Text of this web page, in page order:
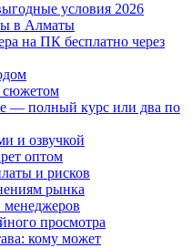
условия 2026
в Алматы
на ПК бесплатно через
сюжетом
— полный курс или два по
и озвучкой
оптом
и рисков
рынка
менеджеров
просмотра
кому может